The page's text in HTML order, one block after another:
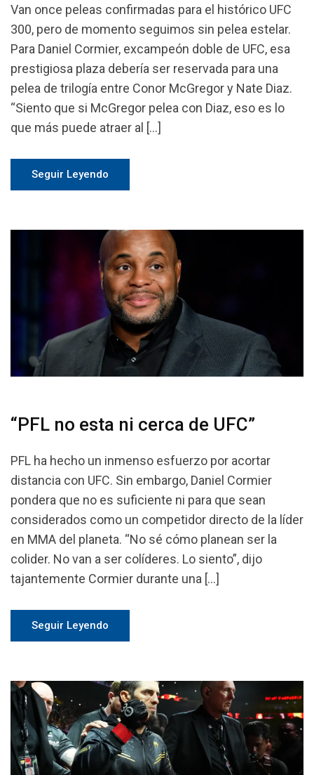
Van once peleas confirmadas para el histórico UFC
300, pero de momento seguimos sin pelea estelar.
Para Daniel Cormier, excampeón doble de UFC, esa
prestigiosa plaza debería ser reservada para una
pelea de trilogía entre Conor McGregor y Nate Diaz.
“Siento que si McGregor pelea con Diaz, eso es lo
que más puede atraer al […]
Seguir Leyendo
“PFL no esta ni cerca de UFC”
PFL ha hecho un inmenso esfuerzo por acortar
distancia con UFC. Sin embargo, Daniel Cormier
pondera que no es suficiente ni para que sean
considerados como un competidor directo de la líder
en MMA del planeta. “No sé cómo planean ser la
colider. No van a ser colíderes. Lo siento”, dijo
tajantemente Cormier durante una […]
Seguir Leyendo